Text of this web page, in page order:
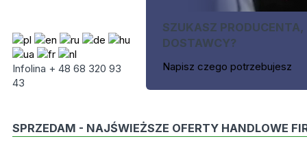
Infolina + 48 68 320 93
43
SZUKASZ PRODUCENTA,
DOSTAWCY?
Napisz czego potrzebujesz
SPRZEDAM - NAJŚWIEŻSZE OFERTY HANDLOWE